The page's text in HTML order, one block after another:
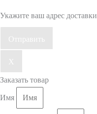
Укажите ваш адрес доставки
Отправить
X
Заказать товар
Имя